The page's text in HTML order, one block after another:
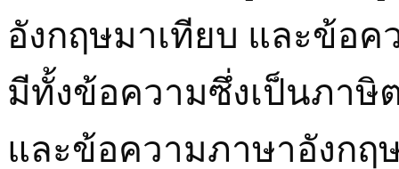
อังกฤษมาเทียบ และข้อ
มีทั้งข้อความซึ่งเป็นภาษิ
และข้อความภาษาอังก